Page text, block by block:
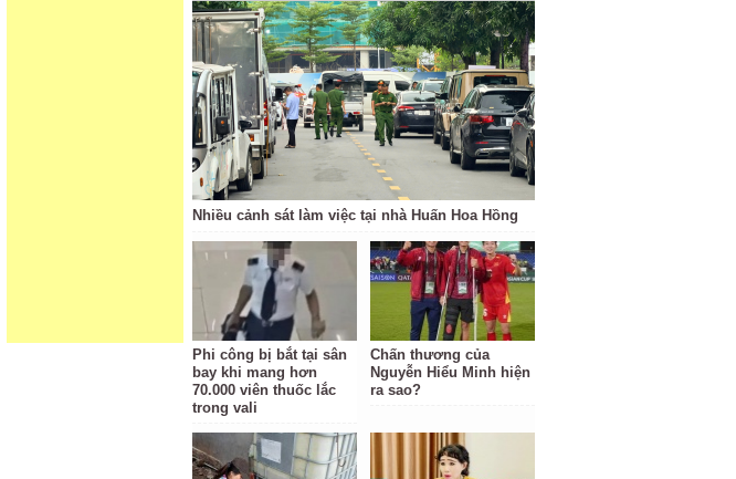
Nhiều cảnh sát làm việc tại nhà Huấn Hoa Hồng
Phi công bị bắt tại sân
bay khi mang hơn
70.000 viên thuốc lắc
trong vali
Chấn thương của
Nguyễn Hiểu Minh hiện
ra sao?